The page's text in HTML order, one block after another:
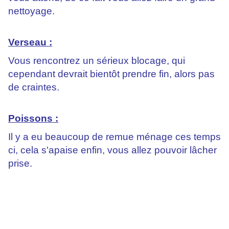
nettoyage.
Verseau :
Vous rencontrez un sérieux blocage, qui
cependant devrait bientôt prendre fin, alors pas
de craintes.
Poissons :
Il y a eu beaucoup de remue ménage ces temps
ci, cela s'apaise enfin, vous allez pouvoir lâcher
prise.